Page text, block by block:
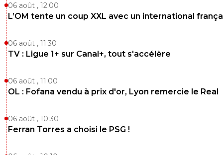
06 août , 12:00
L’OM tente un coup XXL avec un international
06 août , 11:30
TV : Ligue 1+ sur Canal+, tout s'accélère
06 août , 11:00
OL : Fofana vendu à prix d'or, Lyon remercie le Real
06 août , 10:30
Ferran Torres a choisi le PSG !